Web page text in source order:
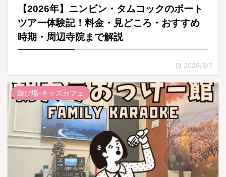
【2026年】ニンビン・タムコックのボート
ツアー体験記！料金・見どころ・おすすめ
時期・周辺寺院まで解説
2026/8/7
遊び場-キッズカフェ